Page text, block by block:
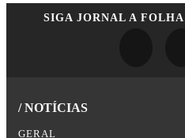
SIGA JORNAL A FOLHA
/ NOTÍCIAS
GERAL